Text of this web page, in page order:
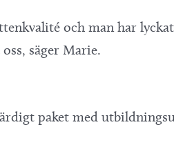
och man har
säger Marie.
paket med